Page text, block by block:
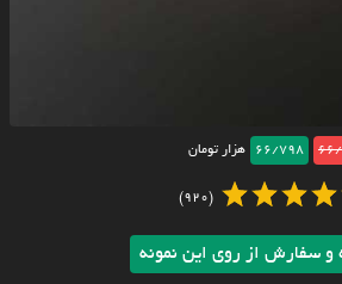
66/798 هزار تومان
(920)
و سفارش از روی این نمونه